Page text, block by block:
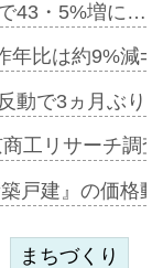
43・5%増に…
年比は約9%
動で3ヵ月ぶ
工リサーチ
戸建』の価
まちづくり